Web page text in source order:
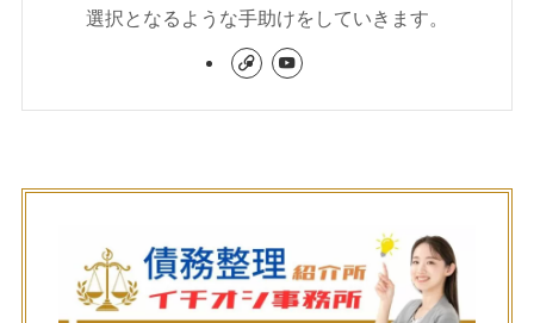
選択となるような手助けをしていきます。